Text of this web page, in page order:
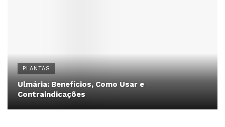
PLANTAS
Ulmária: Benefícios, Como Usar e
Contraindicações